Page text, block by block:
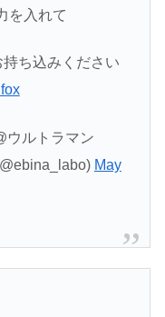
を入れて
ち込みください
ウルトラマン
May